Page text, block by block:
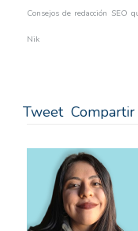
Consejos de redacción SEO
Nik
Tweet Compartir